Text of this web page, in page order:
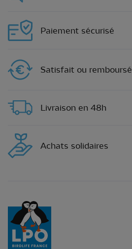
Paiement sécurisé
Satisfait ou remboursé
Livraison en 48h
Achats solidaires